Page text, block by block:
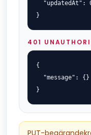
"updatedAt":
}
401
{
  "message": {}
}
PUT-